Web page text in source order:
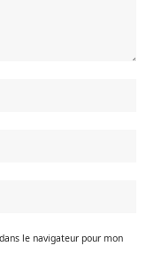
le navigateur pour mon